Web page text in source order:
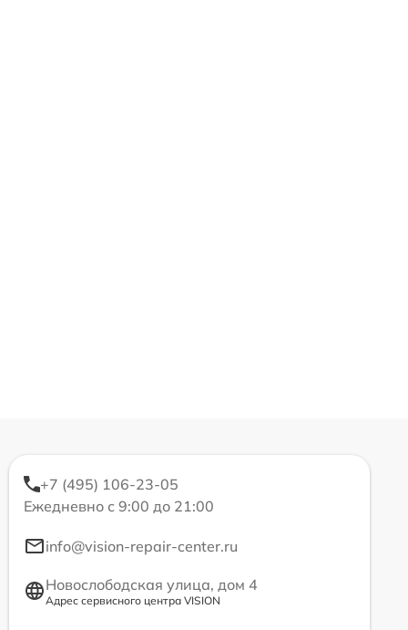
+7 (495) 106-23-05
Ежедневно с 9:00 до 21:00
info@vision-repair-center.ru
Новослободская улица, дом 4
Адрес сервисного центра VISION